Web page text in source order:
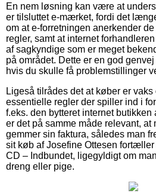
En nem løsning kan være at
er tilsluttet e-mærket, fordi det
om at e-forretningen anerkender
regler, samt at internet
af sagkyndige som er meget
på området. Dette er en god
hvis du skulle få problemstillinger
Ligeså tilrådes det at køber er
essentielle regler der spiller ind i
f.eks. den bytteret internet butikken
er det på samme måde relevant, at
gemmer sin faktura, således man
sit køb af Josefine Ottesen fortæller
CD – Indbundet, ligegyldigt om
dreng eller pige.